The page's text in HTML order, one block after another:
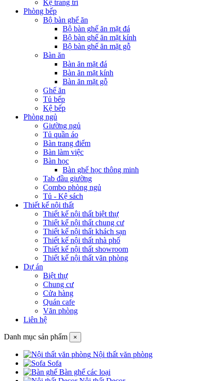
Kệ trang trí
Phòng bếp
Bộ bàn ghế ăn
Bộ bàn ghế ăn mặt đá
Bộ bàn ghế ăn mặt kính
Bộ bàn ghế ăn mặt gỗ
Bàn ăn
Bàn ăn mặt đá
Bàn ăn mặt kính
Bàn ăn mặt gỗ
Ghế ăn
Tủ bếp
Kệ bếp
Phòng ngủ
Giường ngủ
Tủ quần áo
Bàn trang điểm
Bàn làm việc
Bàn học
Bàn ghế học thông minh
Tab đầu giường
Combo phòng ngủ
Tủ - Kệ sách
Thiết kế nội thất
Thiết kế nội thất biệt thự
Thiết kế nội thất chung cư
Thiết kế nội thất khách sạn
Thiết kế nội thất nhà phố
Thiết kế nội thất showroom
Thiết kế nội thất văn phòng
Dự án
Biệt thự
Chung cư
Cửa hàng
Quán cafe
Văn phòng
Liên hệ
Danh mục sản phẩm ×
Nội thất văn phòng
Sofa
Bàn ghế các loại